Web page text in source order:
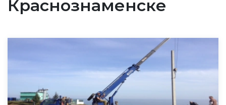
Краснознаменске